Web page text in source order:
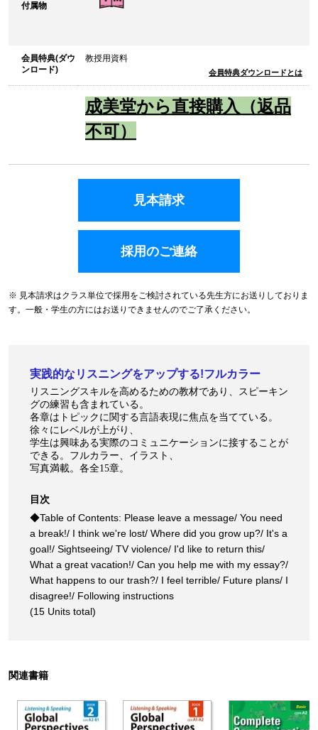
付属物
会員特典(ダウ
ンロード)
教授用資料
会員特典ダウンロードとは
成美堂から直接購入（返品
不可）
見本請求
採用のご連絡
※ 見本請求はクラス単位で採用をご検討されている先生方にお送りしておりま
す。一般・学生の方にはお送りできませんのでご了承ください。
実践的なリスニングをアップする!フルカラー
リスニングスキルを高めるための教材であり、スピーキン
グの練習も含まれている。
各章はトピックに関する言語表現に焦点を当てている。
徐々にレベルが上がり、
学生は興味ある実際のコミュニケーションに接することが
できる。フルカラー、イラスト、
写真満載。各全15章。
目次
◆Table of Contents: Please leave a message/ You need
a break!/ I think we're lost/ Where did you grow up?/ It's a
goal!/ Sightseeing/ TV violence/ I'd like to return this/
What a great vacation!/ Can you help me with my essay?/
What happens to our trash?/ I feel terrible/ Future plans/ I
disagree!/ Following instructions
(15 Units total)
関連書籍